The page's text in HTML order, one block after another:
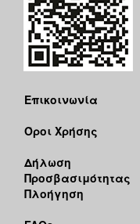
Επικοινωνία
Όροι Χρήσης
Δήλωση
Προσβασιμότητας
Πλοήγηση